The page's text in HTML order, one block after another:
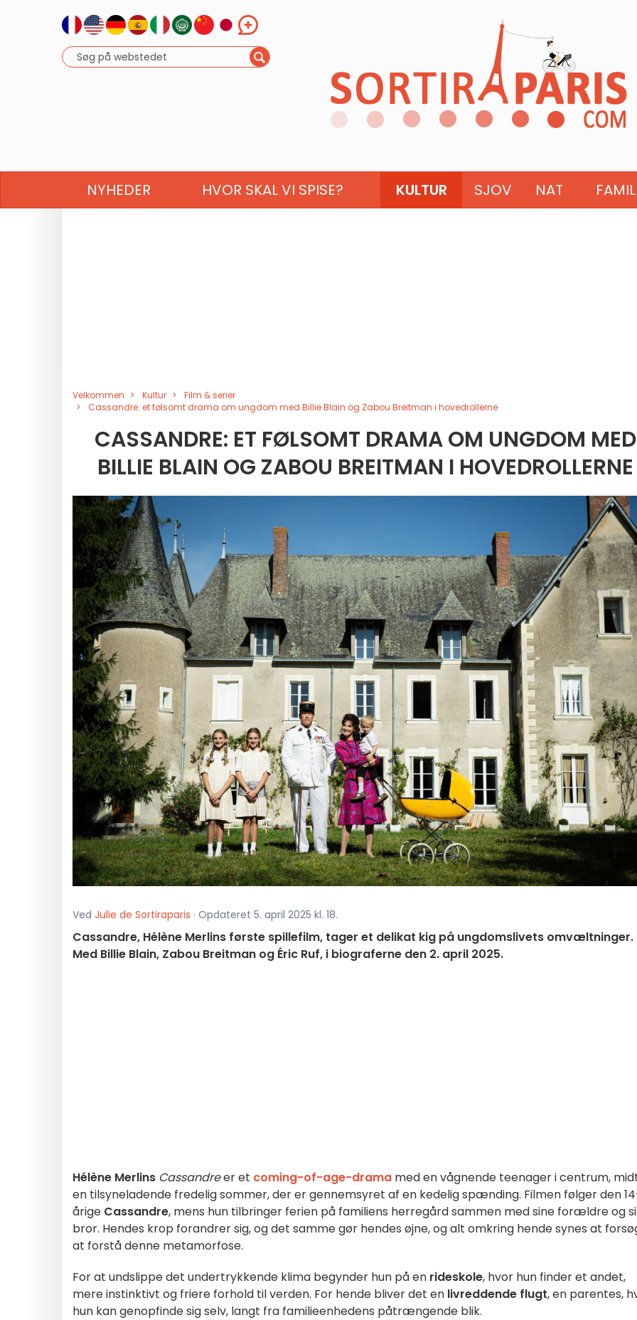
NYHEDER HVOR SKAL VI SPISE? KULTUR SJOV NAT
Velkommen Kultur
Film & serier
Cassandre: et følsomt drama om ungdom med Billie Blain og Zabou Breitman i hovedrollerne
CASSANDRE: ET FØLSOMT DRAMA OM UNGDOM MED
BILLIE BLAIN OG ZABOU BREITMAN I HOVEDROLLERNE
Ved Julie de Sortiraparis · Opdateret 5. april 2025 kl. 18.
Cassandre, Hélène Merlins første spillefilm, tager et delikat kig på ungdomslivets omvæltninger.
Med Billie Blain, Zabou Breitman og Éric Ruf, i biograferne den 2. april 2025.
Hélène Merlins Cassandreer et coming-of-age-drama med en vågnende teenager i centrum,
en tilsyneladende fredelig sommer, der er gennemsyret af en kedelig spænding. Filmen følger den
årige Cassandre, mens hun tilbringer ferien på familiens herregård sammen med sine forældre og
bror. Hendes krop forandrer sig, og det samme gør hendes øjne, og alt omkring hende synes at
at forstå denne metamorfose.
For at undslippe det undertrykkende klima begynder hun på en rideskole, hvor hun finder et andet,
mere instinktivt og friere forhold til verden. For hende bliver det en livreddende flugt, en parentes,
hun kan genopfinde sig selv, langt fra familieenhedens påtrængende blik.